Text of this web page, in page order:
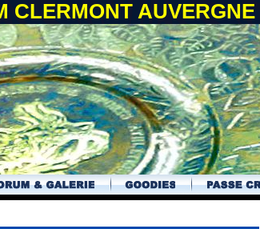
CLERMONT AUVERGNE